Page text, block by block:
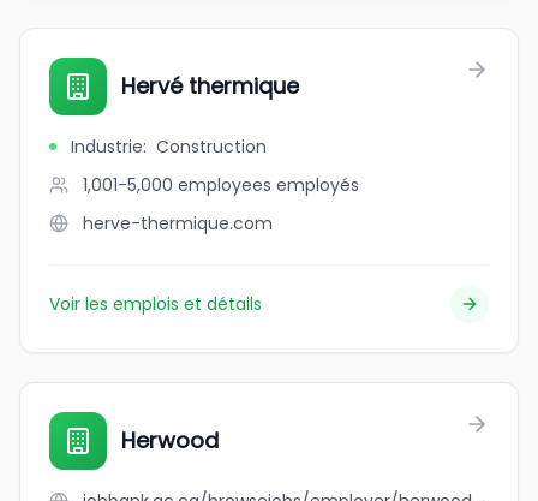
Hervé thermique
Industrie: Construction
1,001-5,000 employees employés
herve-thermique.com
Voir les emplois et détails
Herwood